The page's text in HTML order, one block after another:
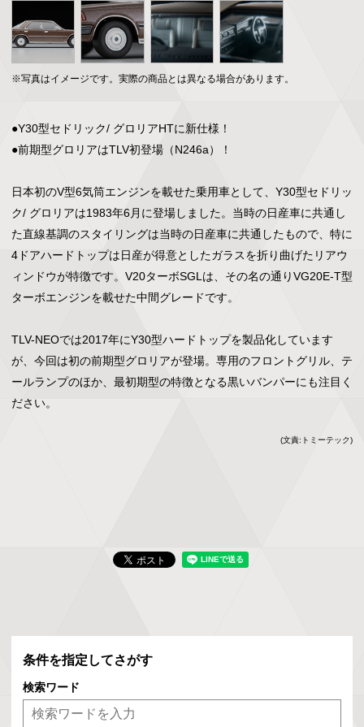
※写真はイメージです。実際の商品とは異なる場合があります。
●Y30型セドリック/ グロリアHTに新仕様！
●前期型グロリアはTLV初登場（N246a）！
日本初のV型6気筒エンジンを載せた乗用車として、Y30型セドリッ
ク/ グロリアは1983年6月に登場しました。当時の日産車に共通し
た直線基調のスタイリングは当時の日産車に共通したもので、特に
4ドアハードトップは日産が得意としたガラスを折り曲げたリアウ
ィンドウが特徴です。V20ターボSGLは、その名の通りVG20E-T型
ターボエンジンを載せた中間グレードです。
TLV-NEOでは2017年にY30型ハードトップを製品化しています
が、今回は初の前期型グロリアが登場。専用のフロントグリル、テ
ールランプのほか、最初期型の特徴となる黒いバンパーにも注目く
ださい。
(文責:トミーテック)
条件を指定してさがす
検索ワード